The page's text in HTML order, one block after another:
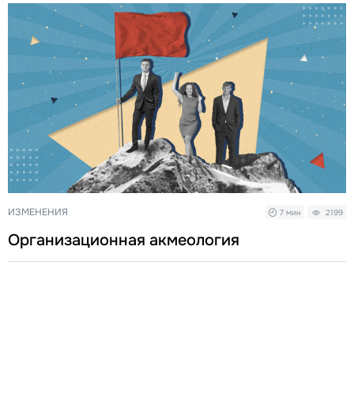
ИЗМЕНЕНИЯ 7 мин 2199
Организационная акмеология